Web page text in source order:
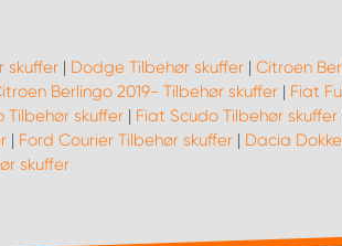
skuffer | Dodge Tilbehør skuffer | Citroen
Berlingo 2019- Tilbehør skuffer | Fiat
Tilbehør skuffer| Fiat Scudo Tilbehør skuffer
| Ford Courier Tilbehør skuffer | Dacia
skuffer